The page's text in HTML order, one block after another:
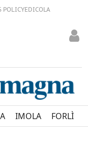
POLICYEDICOLA
IMOLA FORLÌ